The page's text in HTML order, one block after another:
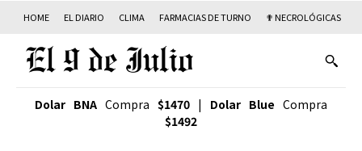
HOME EL DIARIO CLIMA FARMACIAS DE TURNO ✟ NECROLÓGICAS
Dolar BNA Compra $1470 | Dolar Blue Compra
$1492